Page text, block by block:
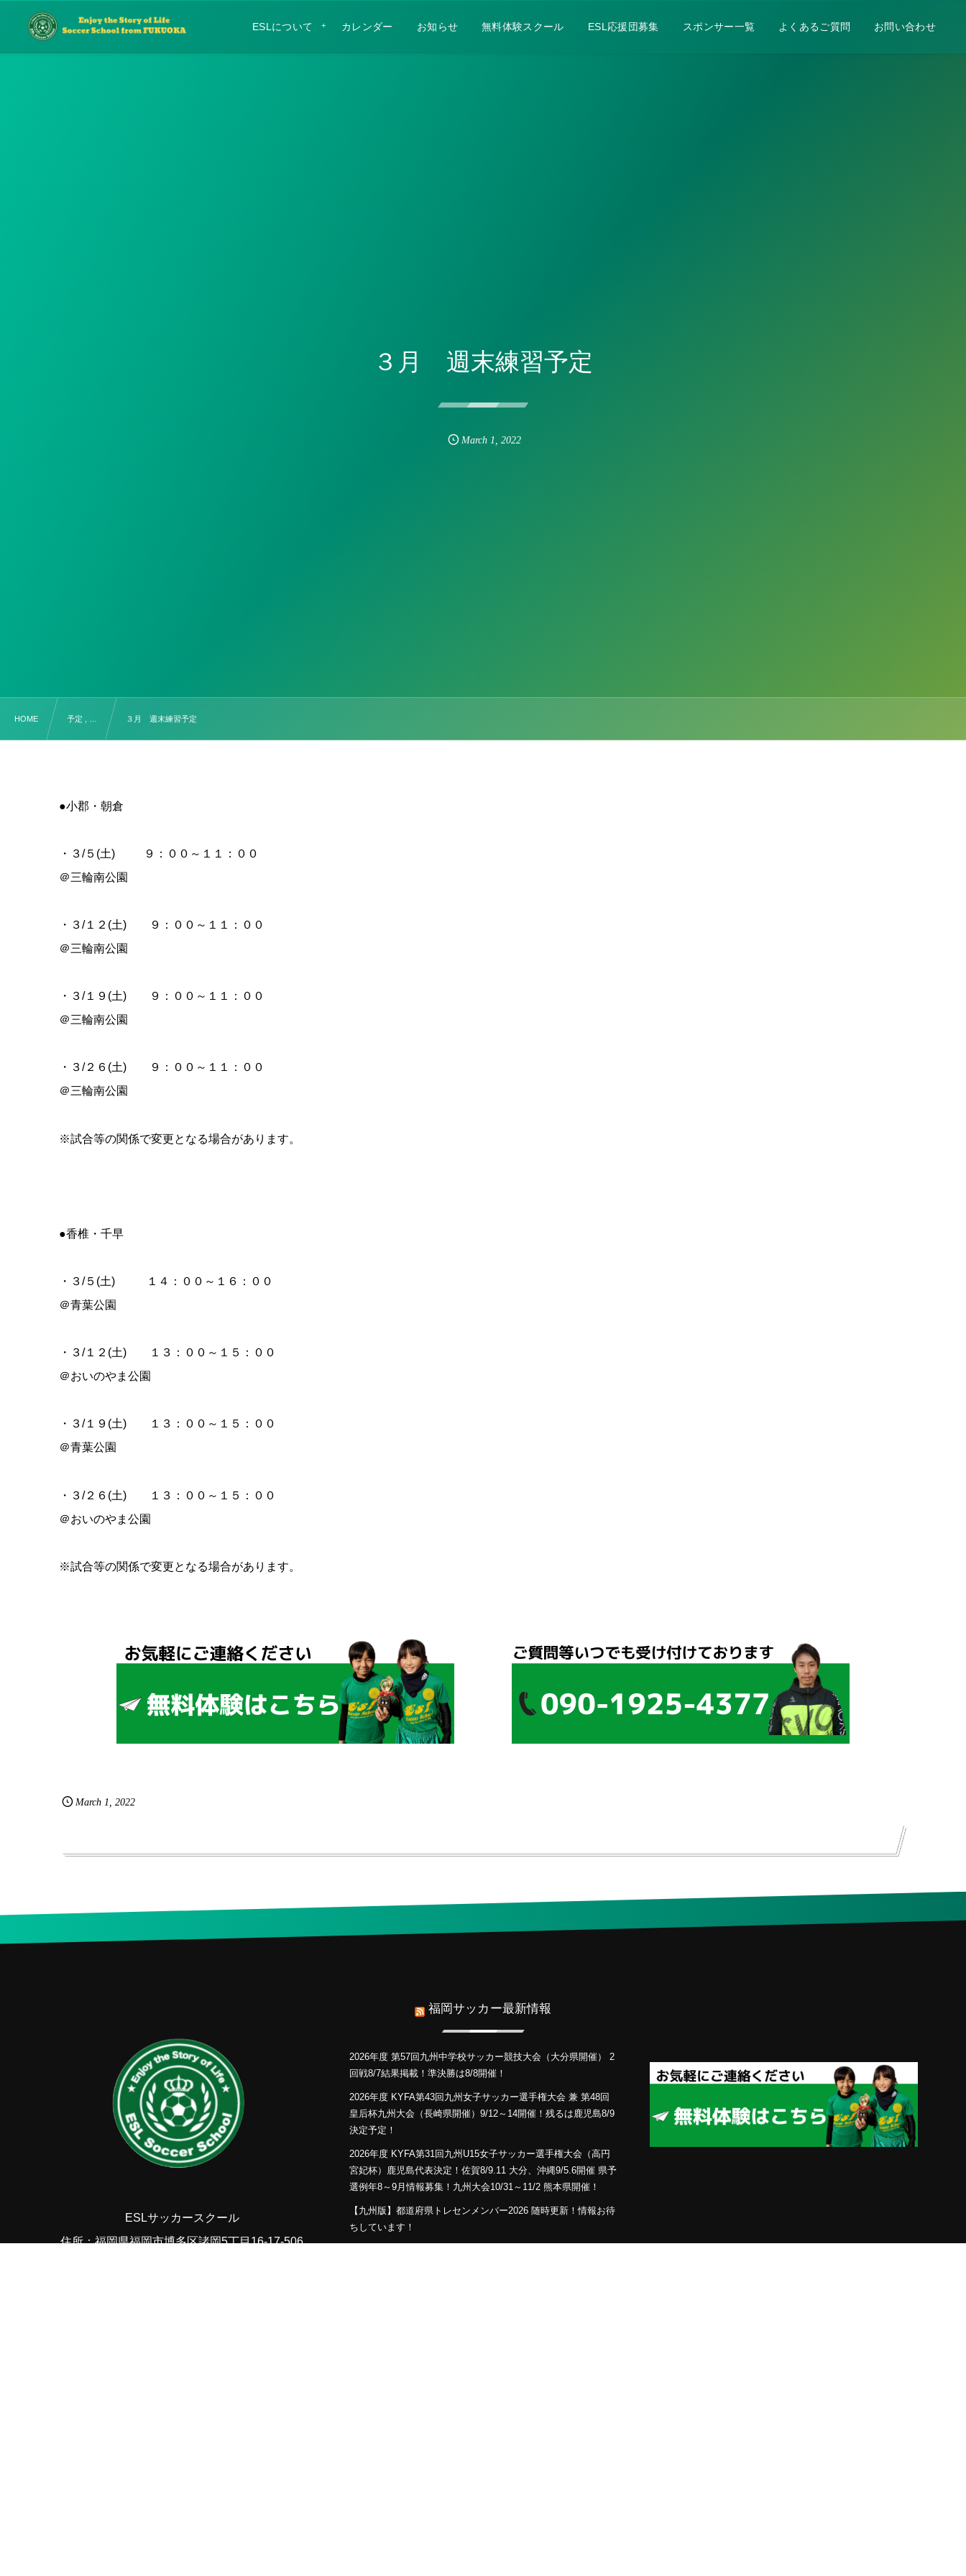
ESLについて カレンダー お知らせ 無料体験スクール ESL応援団募集 スポンサー一覧 よくあるご質問 お問い合わせ
３月 週末練習予定
March 1 ,2022
HOME 予定 , … ３月 週末練習予定
●小郡・朝倉
・３/５(土) ９：００～１１：００
＠三輪南公園
・３/１２(土) ９：００～１１：００
＠三輪南公園
・３/１９(土) ９：００～１１：００
＠三輪南公園
・３/２６(土) ９：００～１１：００
＠三輪南公園
※試合等の関係で変更となる場合があります。
●香椎・千早
・３/５(土) １４：００～１６：００
＠青葉公園
・３/１２(土) １３：００～１５：００
＠おいのやま公園
・３/１９(土) １３：００～１５：００
＠青葉公園
・３/２６(土) １３：００～１５：００
＠おいのやま公園
※試合等の関係で変更となる場合があります。
March 1 ,2022
ESLサッカースクール
住所：福岡県福岡市博多区諸岡5丁目16-17-506
福岡サッカー最新情報
2026年度 第57回九州中学校サッカー競技大会（大分県開催） 2
回戦8/7結果掲載！準決勝は8/8開催！
2026年度 KYFA第43回九州女子サッカー選手権大会 兼 第48回
皇后杯九州大会（長崎県開催）9/12～14開催！残るは鹿児島8/9
決定予定！
2026年度 KYFA第31回九州U15女子サッカー選手権大会（高円
宮妃杯）鹿児島代表決定！佐賀8/9.11 大分、沖縄9/5.6開催 県予
選例年8～9月情報募集！九州大会10/31～11/2 熊本県開催！
【九州版】都道府県トレセンメンバー2026 随時更新！情報お待
ちしています！